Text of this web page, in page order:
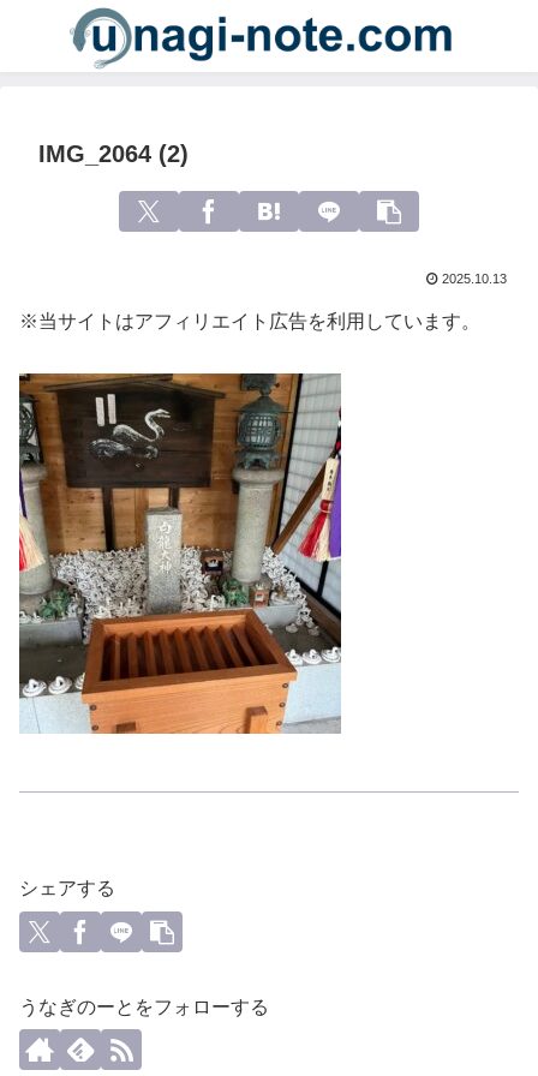
IMG_2064 (2)
2025.10.13
※当サイトはアフィリエイト広告を利用しています。
シェアする
うなぎのーとをフォローする